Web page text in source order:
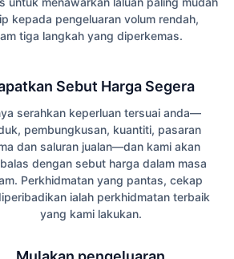
kepada pengeluaran volum rendah,
tiga langkah yang diperkemas.
Sebut Harga Segera
serahkan keperluan tersuai anda—
pembungkusan, kuantiti, pasaran
dan saluran jualan—dan kami akan
dengan sebut harga dalam masa
Perkhidmatan yang pantas, cekap
ialah perkhidmatan terbaik
yang kami lakukan.